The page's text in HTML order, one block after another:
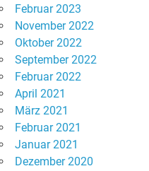
Februar 2023
November 2022
Oktober 2022
September 2022
Februar 2022
April 2021
März 2021
Februar 2021
Januar 2021
Dezember 2020